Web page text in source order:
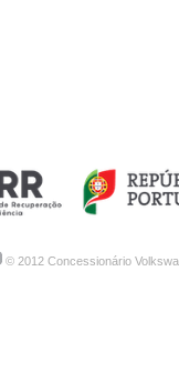
© 2012 Concessionário